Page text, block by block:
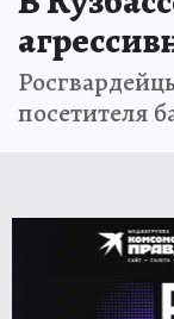
посетителя